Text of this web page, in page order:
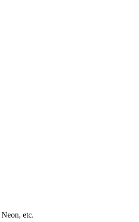
etc.